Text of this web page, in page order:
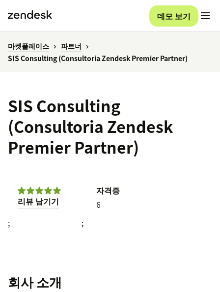
데모 보기
마켓플레이스
파트너
SIS Consulting (Consultoria Zendesk Premier Partner)
SIS Consulting
(Consultoria Zendesk
Premier Partner)
리뷰 남기기
자격증
6
;
;
회사 소개